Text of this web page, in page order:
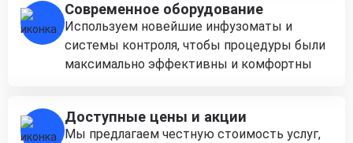
Современное оборудование
Используем новейшие инфузоматы и
системы контроля, чтобы процедуры были
максимально эффективны и комфортны
Доступные цены и акции
Мы предлагаем честную стоимость услуг,